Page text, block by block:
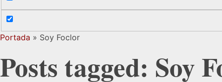
Portada » Soy Foclor
Posts tagged: Soy